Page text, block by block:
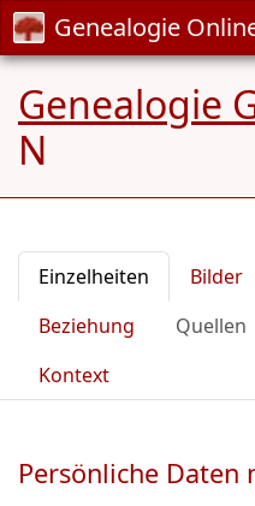
Genealogie
Genealogie
N
Einzelheiten Bilder
Beziehung
Quellen
Kontext
Persönliche Daten